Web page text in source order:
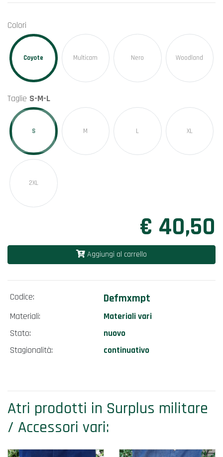
Colori
Coyote Multicam Nero Woodland
Taglie S-M-L
S M L XL
2XL
€ 40,50
Aggiungi al carrello
Codice: Defmxmpt
Materiali:
Materiali vari
Stato:
nuovo
Stagionalità:
continuativo
Atri prodotti in Surplus militare
/ Accessori vari: